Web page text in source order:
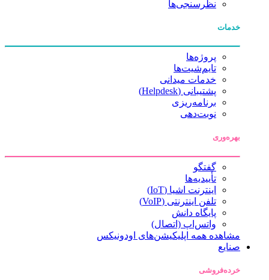
نظرسنجی‌ها
خدمات
پروژه‌ها
تایم‌شیت‌ها
خدمات میدانی
پشتیبانی (Helpdesk)
برنامه‌ریزی
نوبت‌دهی
بهره‌وری
گفتگو
تأییدیه‌ها
اینترنت اشیا (IoT)
تلفن اینترنتی (VoIP)
پایگاه دانش
واتس‌اپ (اتصال)
مشاهده همه اپلیکیشن‌های اودونیکس
صنایع
خرده‌فروشی